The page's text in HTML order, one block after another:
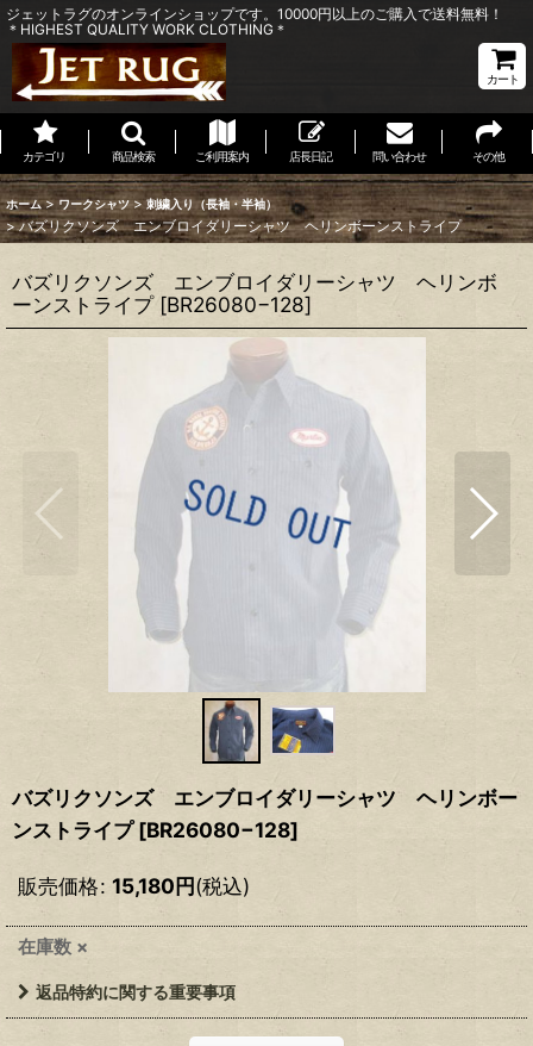
ジェットラグのオンラインショップです。10000円以上のご購入で送料無料！
＊HIGHEST QUALITY WORK CLOTHING＊
カート
カテゴリ 商品検索 ご利用案内 店長日記 問い合わせ その他
ホーム > ワークシャツ > 刺繍入り（長袖・半袖）
> バズリクソンズ エンブロイダリーシャツ ヘリンボーンストライプ
バズリクソンズ エンブロイダリーシャツ ヘリンボ
ーンストライプ [BR26080−128]
バズリクソンズ エンブロイダリーシャツ ヘリンボー
ンストライプ [BR26080−128]
販売価格: 15,180円(税込)
在庫数 ×
返品特約に関する重要事項